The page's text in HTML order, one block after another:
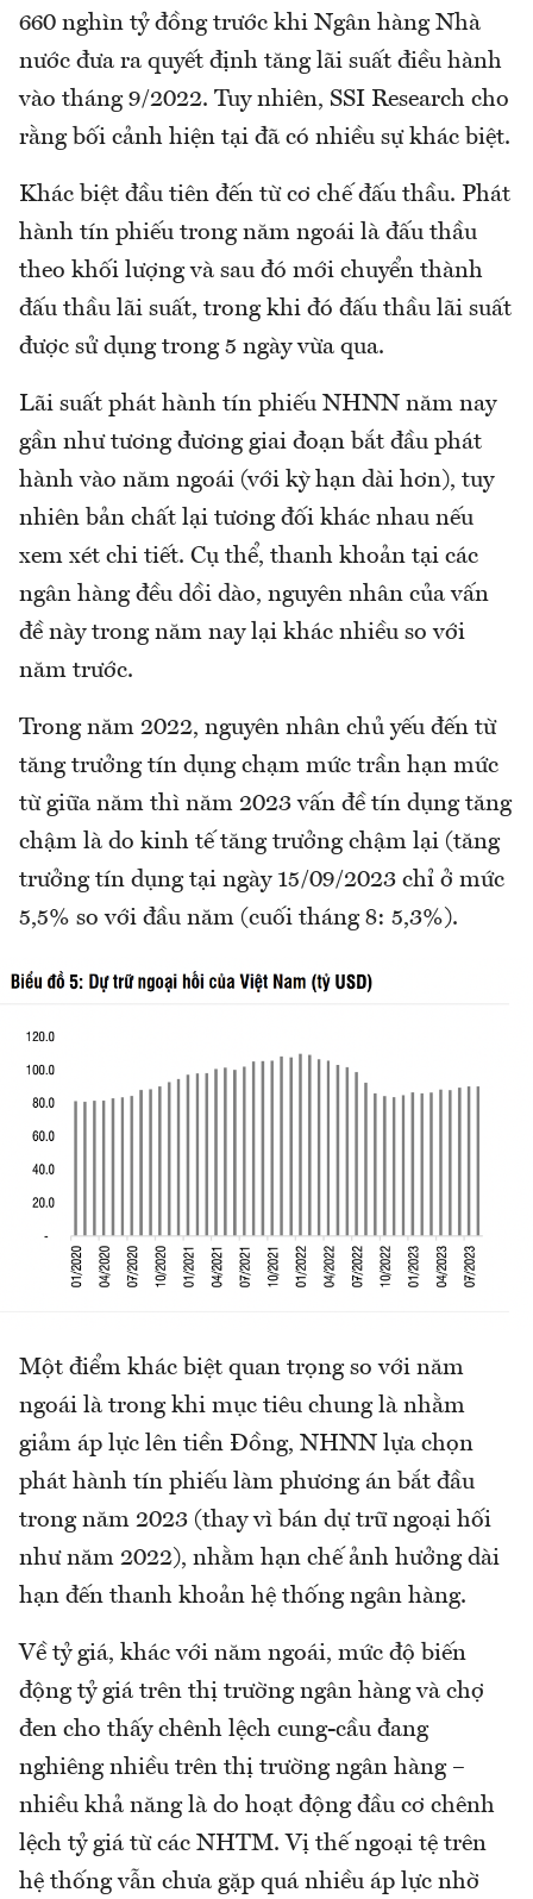
660 nghìn tỷ đồng trước khi Ngân hàng Nhà
nước đưa ra quyết định tăng lãi suất điều hành
vào tháng 9/2022. Tuy nhiên, SSI Research cho
rằng bối cảnh hiện tại đã có nhiều sự khác biệt.
Khác biệt đầu tiên đến từ cơ chế đấu thầu. Phát
hành tín phiếu trong năm ngoái là đấu thầu
theo khối lượng và sau đó mới chuyển thành
đấu thầu lãi suất, trong khi đó đấu thầu lãi suất
được sử dụng trong 5 ngày vừa qua.
Lãi suất phát hành tín phiếu NHNN năm nay
gần như tương đương giai đoạn bắt đầu phát
hành vào năm ngoái (với kỳ hạn dài hơn), tuy
nhiên bản chất lại tương đối khác nhau nếu
xem xét chi tiết. Cụ thể, thanh khoản tại các
ngân hàng đều dồi dào, nguyên nhân của vấn
đề này trong năm nay lại khác nhiều so với
năm trước.
Trong năm 2022, nguyên nhân chủ yếu đến từ
tăng trưởng tín dụng chạm mức trần hạn mức
từ giữa năm thì năm 2023 vấn đề tín dụng tăng
chậm là do kinh tế tăng trưởng chậm lại (tăng
trưởng tín dụng tại ngày 15/09/2023 chỉ ở mức
5,5% so với đầu năm (cuối tháng 8: 5,3%).
Một điểm khác biệt quan trọng so với năm
ngoái là trong khi mục tiêu chung là nhằm
giảm áp lực lên tiền Đồng, NHNN lựa chọn
phát hành tín phiếu làm phương án bắt đầu
trong năm 2023 (thay vì bán dự trữ ngoại hối
như năm 2022), nhằm hạn chế ảnh hưởng dài
hạn đến thanh khoản hệ thống ngân hàng.
Về tỷ giá, khác với năm ngoái, mức độ biến
động tỷ giá trên thị trường ngân hàng và chợ
đen cho thấy chênh lệch cung-cầu đang
nghiêng nhiều trên thị trường ngân hàng –
nhiều khả năng là do hoạt động đầu cơ chênh
lệch tỷ giá từ các NHTM. Vị thế ngoại tệ trên
hệ thống vẫn chưa gặp quá nhiều áp lực nhờ